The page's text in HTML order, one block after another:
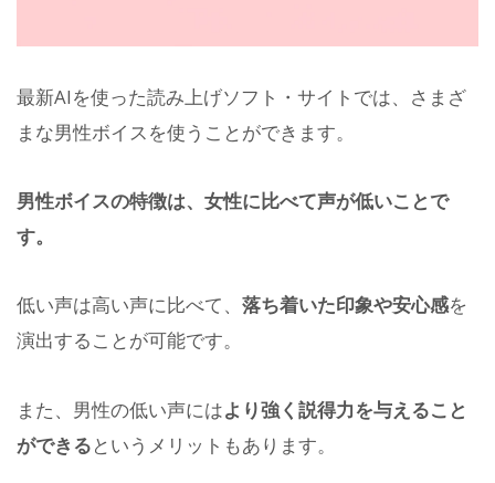
最新AIを使った読み上げソフト・サイトでは、さまざ
まな男性ボイスを使うことができます。
男性ボイスの特徴は、女性に比べて声が低いことで
す。
低い声は高い声に比べて、 落ち着いた印象や安心感を
演出することが可能です。
また、男性の低い声にはより強く説得力を与えること
ができるというメリットもあります。